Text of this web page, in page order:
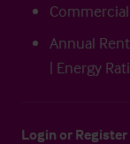
Annual
| Energy
Login or Register